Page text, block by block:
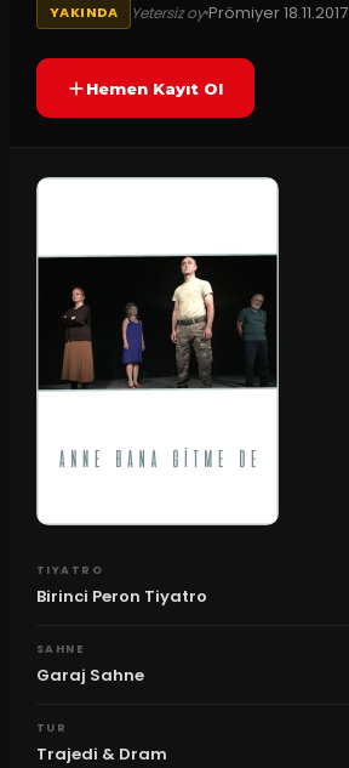
YAKINDA Yetersiz oyPrömiyer18.11.2017
Hemen Kayıt Ol
TIYATRO
Birinci Peron Tiyatro
SAHNE
Garaj Sahne
TUR
Trajedi & Dram